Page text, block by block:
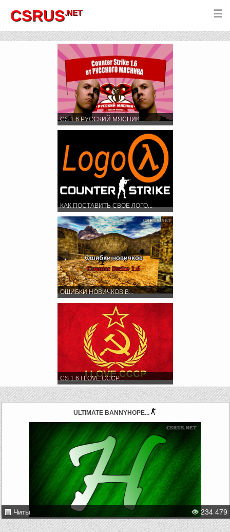
CSRUS.NET ☰
CS 1.6 РУССКИЙ МЯСНИК...
КАК ПОСТАВИТЬ СВОЕ ЛОГО...
ОШИБКИ НОВИЧКОВ В...
CS 1.6 I LOVE CCCP...
ULTIMATE BANNYHOPE...
Читы 234 479